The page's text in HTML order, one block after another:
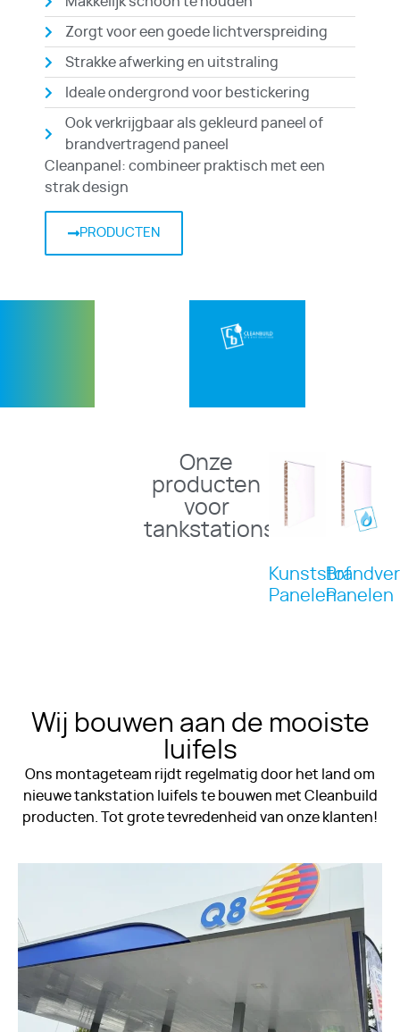
Zorgt voor een goede lichtverspreiding
Strakke afwerking en uitstraling
Ideale ondergrond voor bestickering
Ook verkrijgbaar als gekleurd paneel of
brandvertragend paneel
Cleanpanel: combineer praktisch met een
strak design
PRODUCTEN
Onze
producten
voor
tankstations
Kunststof
PanelenPanelen
Wij bouwen aan de mooiste
luifels
Ons montageteam rijdt regelmatig door het land om
nieuwe tankstation luifels te bouwen met Cleanbuild
producten. Tot grote tevredenheid van onze klanten!